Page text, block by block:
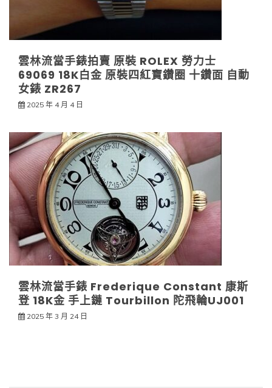
雲林流當手錶拍賣 原裝 ROLEX 勞力士
69069 18K白金 原裝四紅寶鑽圈 十鑽面 自動
女錶 ZR267
2025 年 4 月 4 日
雲林流當手錶 Frederique Constant 康斯
登 18K金 手上鏈 Tourbillon 陀飛輪UJ001
2025 年 3 月 24 日